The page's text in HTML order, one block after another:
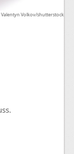
Valentyn Volkov/shutterstock